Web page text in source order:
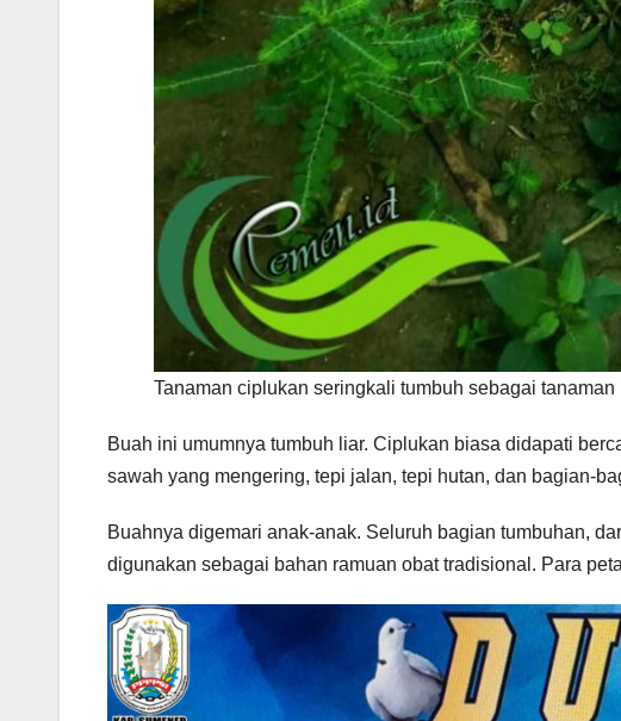
Tanaman ciplukan seringkali tumbuh sebagai tanaman
Buah ini umumnya tumbuh liar. Ciplukan biasa didapati
sawah yang mengering, tepi jalan, tepi hutan, dan bagian-
Buahnya digemari anak-anak. Seluruh bagian tumbuhan,
digunakan sebagai bahan ramuan obat tradisional. Para